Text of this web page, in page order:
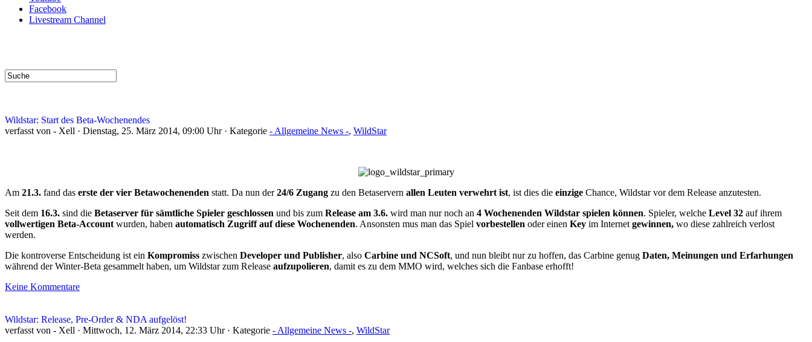
Facebook
Livestream Channel
Wildstar: Start des Beta-Wochenendes
verfasst von - Xell · Dienstag, 25. März 2014, 09:00 Uhr · Kategorie - Allgemeine News -, WildStar
Am 21.3. fand das erste der vier Betawochenenden statt. Da nun der24/6 Zugang zu den Betaservern allen Leuten verwehrt ist, ist dies die einzige Chance, Wildstar vor dem Release anzutesten.
Seit dem 16.3. sind die Betaserver für sämtliche Spieler geschlossen und bis zum Release am 3.6. wird man nur noch an 4 Wochenenden Wildstar spielen können. Spieler, welche Level 32 auf ihrem
vollwertigen Beta-Account wurden, haben automatisch Zugriff auf diese Wochenenden. Ansonsten mus man das Spiel vorbestellen oder einen Key im Internet gewinnen, wo diese zahlreich verlost
werden.
Die kontroverse Entscheidung ist ein Kompromiss zwischen Developer und Publisher, also Carbine und NCSoft, und nun bleibt nur zu hoffen, das Carbine genug Daten, Meinungen und Erfarhungen
während der Winter-Beta gesammelt haben, um Wildstar zum Release aufzupolieren, damit es zu dem MMO wird, welches sich die Fanbase erhofft!
Keine Kommentare
Wildstar: Release, Pre-Order & NDA aufgelöst!
verfasst von - Xell · Mittwoch, 12. März 2014, 22:33 Uhr · Kategorie - Allgemeine News -, WildStar